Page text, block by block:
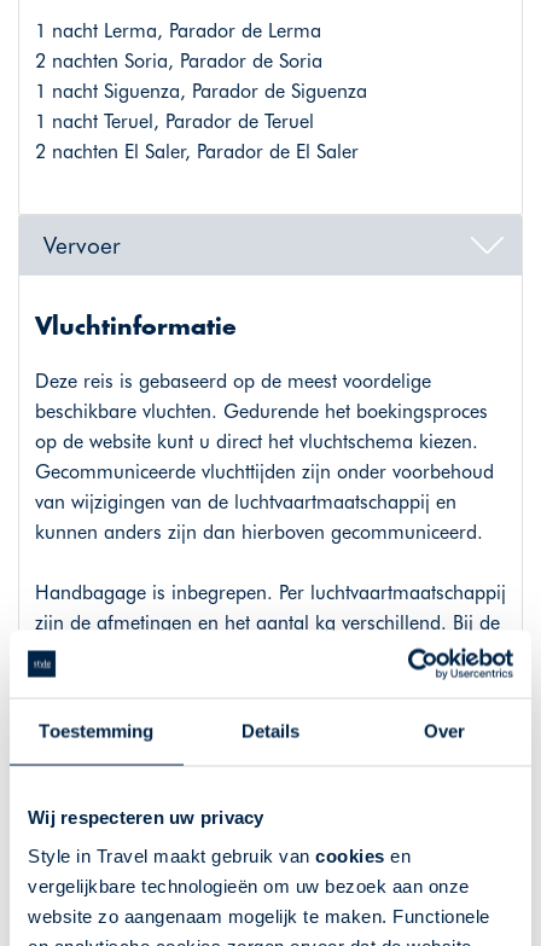
Toestemming Details Over
Wij respecteren uw privacy
Style in Travel maakt gebruik van cookies en
vergelijkbare technologieën om uw bezoek aan onze
website zo aangenaam mogelijk te maken. Functionele
1 nacht Lerma, Parador de Lerma
2 nachten Soria, Parador de Soria
1 nacht Siguenza, Parador de Siguenza
1 nacht Teruel, Parador de Teruel
2 nachten El Saler, Parador de El Saler
Vervoer
Vluchtinformatie
Deze reis is gebaseerd op de meest voordelige
beschikbare vluchten. Gedurende het boekingsproces
op de website kunt u direct het vluchtschema kiezen.
Gecommuniceerde vluchttijden zijn onder voorbehoud
van wijzigingen van de luchtvaartmaatschappij en
kunnen anders zijn dan hierboven gecommuniceerd.
Handbagage is inbegrepen. Per luchtvaartmaatschappij
zijn de afmetingen en het aantal kg verschillend. Bij de
meeste luchtvaartmaatschappijen kunt u gratis 1 stuk
handbagage meenemen met een afmeting van
meenemen van overige (ruim)bagage worden over het
reisdatum, boekingsklasse en of een combinatie van dit
alles. Iedere luchtvaartmaatschappij hanteert andere
voorwaarden voor check-in en bagage. Wij raden u
daarom aan om vooraf, via de officiële website van de